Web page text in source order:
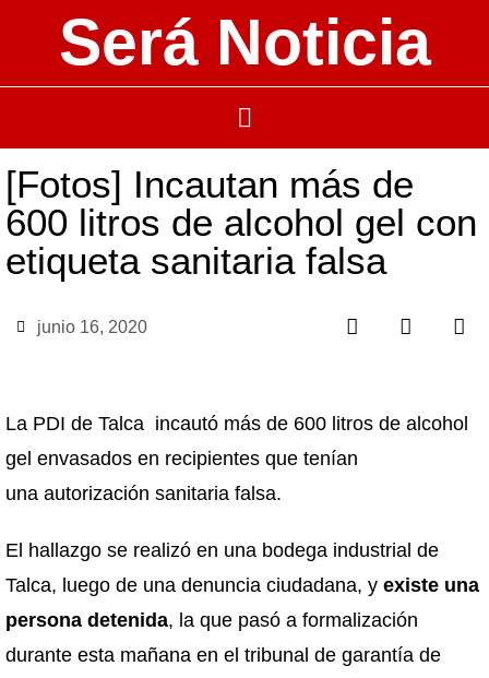
Será Noticia
[Fotos] Incautan más de
600 litros de alcohol gel con
etiqueta sanitaria falsa
junio 16, 2020
La PDI de Talca incautó más de 600 litros de alcohol
gel envasados en recipientes que tenían
una autorización sanitaria falsa.
El hallazgo se realizó en una bodega industrial de
Talca, luego de una denuncia ciudadana, y existe una
persona detenida, la que pasó a formalización
durante esta mañana en el tribunal de garantía de